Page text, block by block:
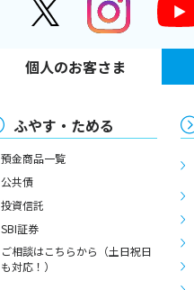
個人のお客さま
ふやす・ためる
預金商品一覧
公共債
投資信託
SBI証券
ご相談はこちらから（土日祝日
も対応！）